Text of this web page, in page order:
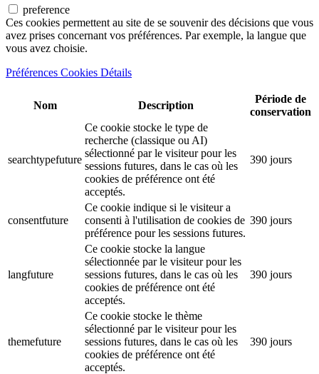
preference
Ces cookies permettent au site de se souvenir des décisions que vous
avez prises concernant vos préférences. Par exemple, la langue que
vous avez choisie.
Préférences Cookies Détails
Nom Description
Période de
conservation
searchtypefuture
Ce cookie stocke le type de
recherche (classique ou AI)
sélectionné par le visiteur pour les
sessions futures, dans le cas où les
cookies de préférence ont été
acceptés.
390 jours
consentfuture
Ce cookie indique si le visiteur a
consenti à l'utilisation de cookies de
préférence pour les sessions futures.
390 jours
langfuture
Ce cookie stocke la langue
sélectionnée par le visiteur pour les
sessions futures, dans le cas où les
cookies de préférence ont été
acceptés.
390 jours
themefuture
Ce cookie stocke le thème
sélectionné par le visiteur pour les
sessions futures, dans le cas où les
cookies de préférence ont été
acceptés.
390 jours